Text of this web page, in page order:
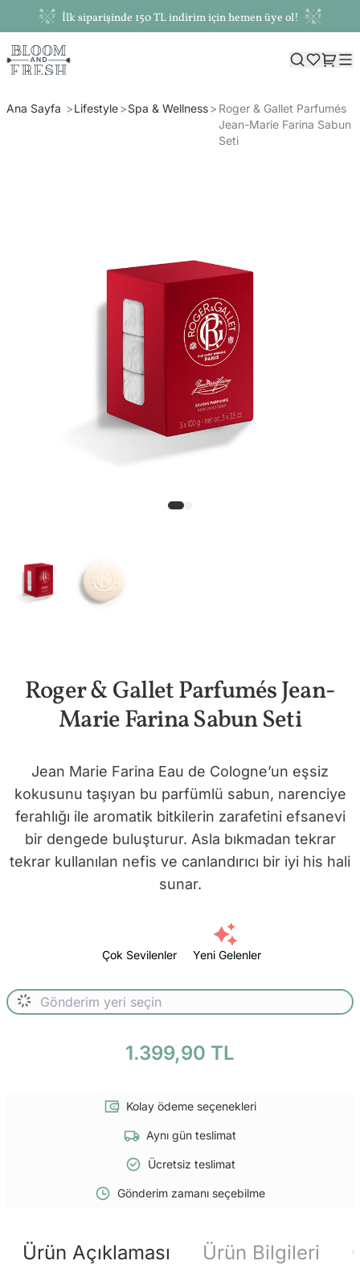
İlk siparişinde 150 TL indirim için hemen üye ol!
Ana Sayfa Lifestyle Spa & Wellness
Roger & Gallet Parfumés
Jean-Marie Farina Sabun
Seti
Roger & Gallet Parfumés Jean-
Marie Farina Sabun Seti
Jean Marie Farina Eau de Cologne’un eşsiz
kokusunu taşıyan bu parfümlü sabun, narenciye
ferahlığı ile aromatik bitkilerin zarafetini efsanevi
bir dengede buluşturur. Asla bıkmadan tekrar
tekrar kullanılan nefis ve canlandırıcı bir iyi his hali
sunar.
Çok Sevilenler Yeni Gelenler
1.399,90 TL
Kolay ödeme seçenekleri
Aynı gün teslimat
Ücretsiz teslimat
Gönderim zamanı seçebilme
Ürün Açıklaması Ürün Bilgileri